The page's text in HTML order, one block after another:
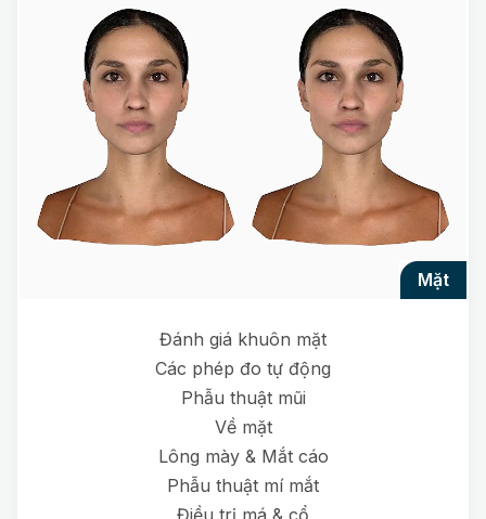
mặt
Đánh giá khuôn mặt
Các phép đo tự động
Phẫu thuật mũi
Về mặt
Lông mày & Mắt cáo
Phẫu thuật mí mắt